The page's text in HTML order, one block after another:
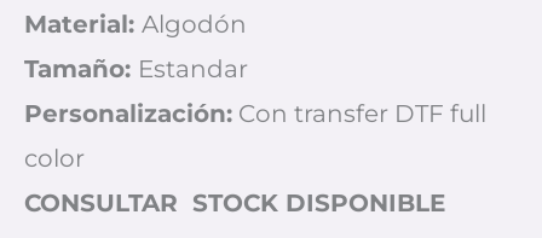
Material: Algodón
Tamaño: Estandar
Personalización: Con transfer DTF full
color
CONSULTAR STOCK DISPONIBLE